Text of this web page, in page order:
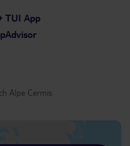
TUI App
Alpe Cermis